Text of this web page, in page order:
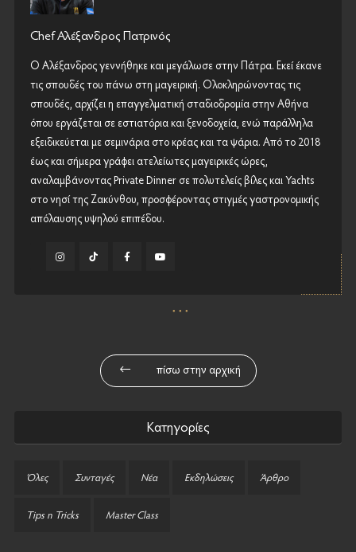
Chef Αλέξανδρος Πατρινός
Ο Αλέξανδρος γεννήθηκε και μεγάλωσε στην Πάτρα. Εκεί έκανε
τις σπουδές του πάνω στη μαγειρική. Ολοκληρώνοντας τις
σπουδές, αρχίζει η επαγγελματική σταδιοδρομία στην Αθήνα
όπου εργάζεται σε εστιατόρια και ξενοδοχεία, ενώ παράλληλα
εξειδικεύεται με σεμινάρια στο κρέας και τα ψάρια. Από το 2018
έως και σήμερα γράφει ατελείωτες μαγειρικές ώρες,
αναλαμβάνοντας Private Dinner σε πολυτελείς βίλες και Yachts
στο νησί της Ζακύνθου, προσφέροντας στιγμές γαστρονομικής
απόλαυσης υψηλού επιπέδου.
πίσω στην αρχική
Κατηγορίες
Όλες Συνταγές Νέα Εκδηλώσεις Άρθρο
Tips n Tricks Master Class